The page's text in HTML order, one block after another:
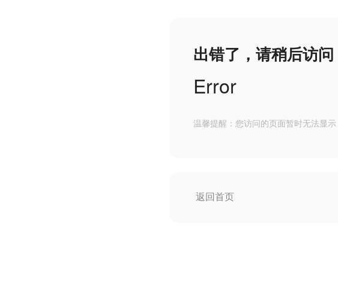
出错了，请稍后访问
Error
温馨提醒：您访问的页面暂时无法显示
返回首页